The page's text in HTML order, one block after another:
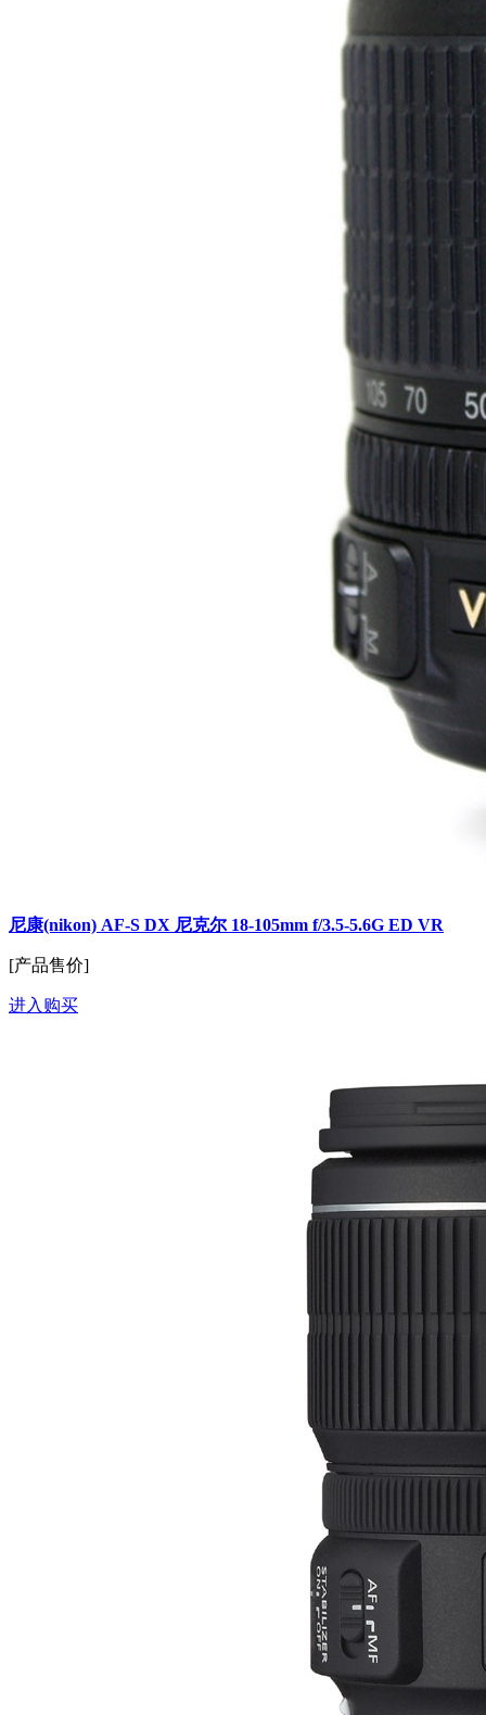
尼康(nikon) AF-S DX 尼克尔 18-105mm f/3.5-5.6G ED VR
[产品售价]
进入购买